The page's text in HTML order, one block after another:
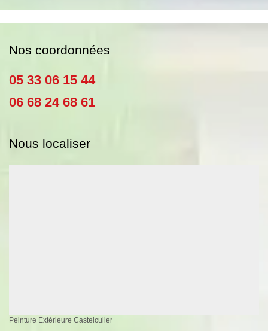
Nos coordonnées
05 33 06 15 44
06 68 24 68 61
Nous localiser
Peinture Extérieure Castelculier